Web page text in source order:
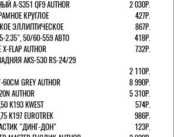
S351 QF9 AUTHOR
2 030Р.
КРУГЛОЕ
427Р.
ЭЛЛИПТИЧЕСКОЕ
867Р.
2.35", 50/60-559 АВТО
418Р.
AUTHOR
732Р.
AKS-530 RS-24/29
2 110Р.
GREY AUTHOR
8 990Р.
AUTHOR
5 310Р.
K193 KWEST
574Р.
K197 EUROTREK
986Р.
"ДИНГ-ДОН"
123Р.